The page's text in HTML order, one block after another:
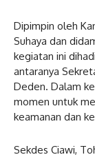
Dipimpin oleh
Suhaya dan
kegiatan ini
antaranya
Deden. Dalam
momen untuk
keamanan dan
Sekdes Ciawi,